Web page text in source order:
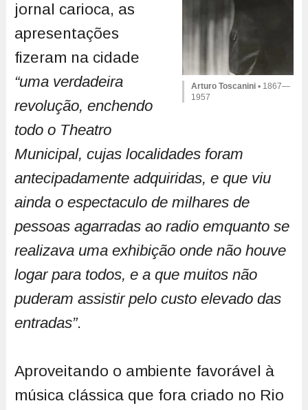
Arturo Toscanini▪ 1867—
1957
jornal carioca, as
apresentações
fizeram na cidade
“uma verdadeira
revolução, enchendo
todo o Theatro
Municipal, cujas localidades foram
antecipadamente adquiridas, e que viu
ainda o espectaculo de milhares de
pessoas agarradas ao radio emquanto se
realizava uma exhibição onde não houve
logar para todos, e a que muitos não
puderam assistir pelo custo elevado das
entradas”.
Aproveitando o ambiente favorável à
música clássica que fora criado no Rio